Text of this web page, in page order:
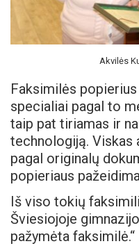
Akvilės
Faksimilės
specialiai pagal to
taip pat tiriamas ir
technologiją. Viskas
pagal originalų
popieriaus
Iš viso tokių
Šviesiojoje
pažymėta faksimilė.“